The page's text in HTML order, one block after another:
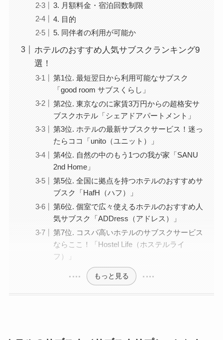
3. 月額料金・宿泊回数制限
4. 目的
5. 同伴者の利用が可能か
ホテルのおすすめ人気サブスクランキング9
選！
第1位. 最短翌日から利用可能なサブスク
「good room サブスくらし」
第2位. 東京なのに家賃3万円からの超格安サ
ブスクホテル「シェアドアパートメント」
第3位. ホテルの最新サブスクサービス！迷っ
たらココ「unito（ユニット）」
第4位. 自然の中のもう1つの我が家「SANU
2nd Home」
第5位. 全国に拠点を持つホテルのおすすめサ
ブスク「HafH（ハフ）」
第6位. 個室で広々使えるホテルのおすすめ人
気サブスク「ADDress（アドレス）」
第7位. コスパ高いホテルのサブスクサービス
ならここ！「Hostel Life（ホステルライ
フ）」
もっと見る